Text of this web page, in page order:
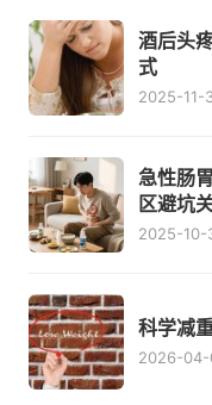
酒后头
式
2025-11-
急性肠
区避坑
2025-10-
科学减
2026-04-